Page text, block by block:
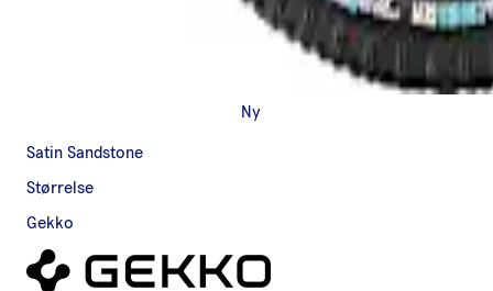
Ny
Satin Sandstone
Størrelse
Gekko